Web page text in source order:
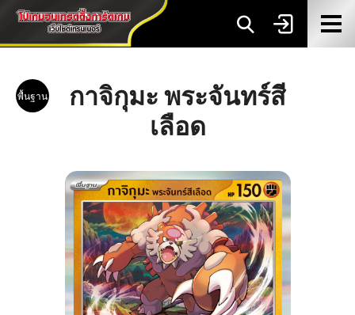
พื้นฐาน
กาจิกุมะ พระจันทร์สี
เลือด